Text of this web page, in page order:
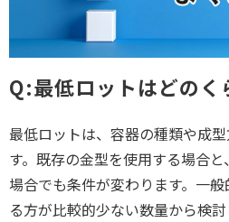
Q:最低ロットはどのく
最低ロットは、容器の種類や成
す。既存の金型を使用する場合
場合でも条件が変わります。一
る方が比較的少ない数量から検